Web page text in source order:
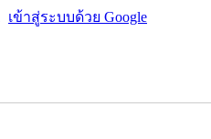
เข้าสู่ระบบด้วย Google